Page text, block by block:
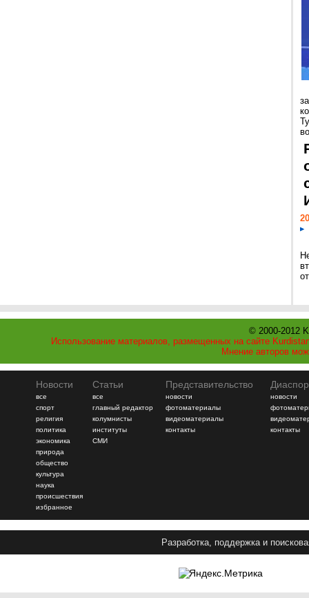
© 2000-2012
Использование материалов, размещенных на сайте
Мнение авторов
Новости
все
спорт
религия
политика
экономика
природа
общество
культура
наука
происшествия
избранное
Статьи
все
главный редактор
колумнисты
институты
СМИ
Представительство
новости
фотоматериалы
видеоматериалы
контакты
новости
контакты
Разработка, поддержка и